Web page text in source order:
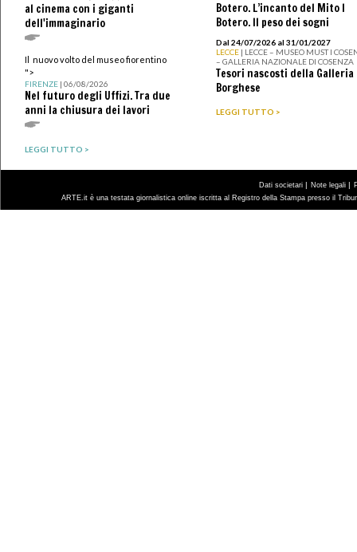
al cinema con i giganti
dell'immaginario
Il nuovo volto del museo fiorentino
">
FIRENZE | 06/08/2026
Nel futuro degli Uffizi. Tra due
anni la chiusura dei lavori
LEGGI TUTTO >
Botero. L’incanto del Mito I
Botero. Il peso dei sogni
Dal 24/07/2026 al 31/01/2027
LECCE | LECCE – MUSEO MUST I
– GALLERIA NAZIONALE DI COSENZA
Tesori nascosti della Galleria
Borghese
LEGGI TUTTO >
Dati societari | Note legali |
ARTE.it è una testata giornalistica online iscritta al Registro della Stampa presso il